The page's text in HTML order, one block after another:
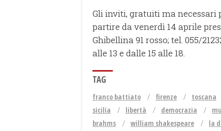
Gli inviti, gratuiti ma necessari
partire da venerdì 14 aprile
Ghibellina 91 rosso; tel. 055/
alle 13 e dalle 15 alle 18.
TAG
franco battiato firenze toscana
sicilia
libertà democrazia
brahms
william shakespeare la